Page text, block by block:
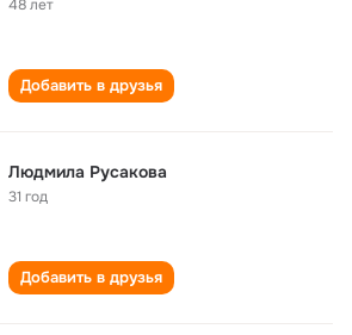
48 лет
Добавить в друзья
Людмила Русакова
31 год
Добавить в друзья